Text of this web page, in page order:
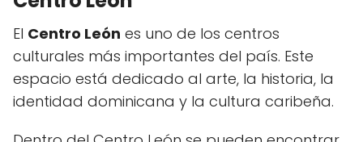
El Centro León es uno de los centros
culturales más importantes del país. Este
espacio está dedicado al arte, la historia, la
identidad dominicana y la cultura caribeña.